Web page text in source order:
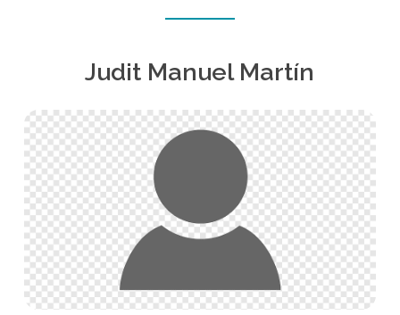
Judit Manuel Martín